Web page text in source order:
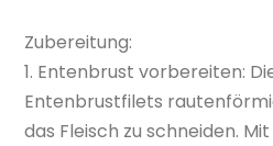
Zubereitung:
1. Entenbrust vorbereiten:
Entenbrustfilets
das Fleisch zu schneiden.